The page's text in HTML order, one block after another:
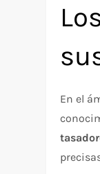
En el